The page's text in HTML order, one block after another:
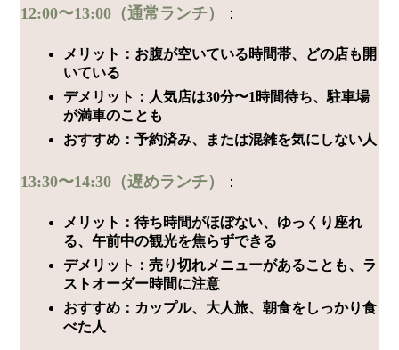
12:00〜13:00（通常ランチ） ：
メリット：お腹が空いている時間帯、どの店も開
いている
デメリット：人気店は30分〜1時間待ち、駐車場
が満車のことも
おすすめ：予約済み、または混雑を気にしない人
13:30〜14:30（遅めランチ） ：
メリット：待ち時間がほぼない、ゆっくり座れ
る、午前中の観光を焦らずできる
デメリット：売り切れメニューがあることも、ラ
ストオーダー時間に注意
おすすめ：カップル、大人旅、朝食をしっかり食
べた人